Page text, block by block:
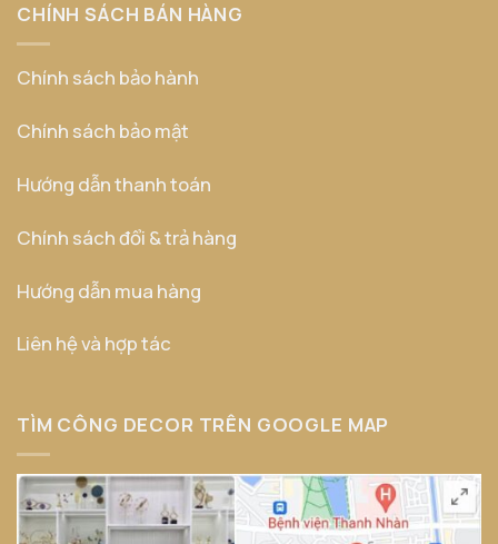
CHÍNH SÁCH BÁN HÀNG
Chính sách bảo hành
Chính sách bảo mật
Hướng dẫn thanh toán
Chính sách đổi & trả hàng
Hướng dẫn mua hàng
Liên hệ và hợp tác
TÌM CÔNG DECOR TRÊN GOOGLE MAP